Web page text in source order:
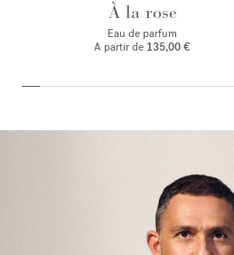
À la rose
Eau de parfum
A partir de 135,00 €